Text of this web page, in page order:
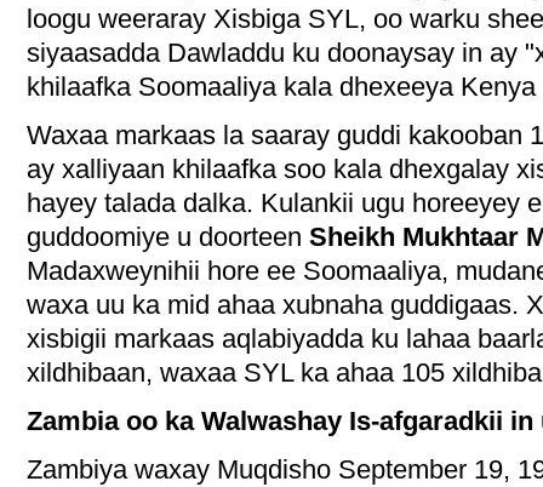
loogu weeraray Xisbiga SYL, oo warku
siyaasadda Dawladdu ku doonaysay in ay
khilaafka Soomaaliya kala dhexeeya
Waxaa markaas la saaray guddi kakooban
ay xalliyaan khilaafka soo kala dhexgalay
hayey talada dalka. Kulankii ugu horeeyey
guddoomiye u doorteen Sheikh Mukhtaar
Madaxweynihii hore ee Soomaaliya,
waxa uu ka mid ahaa xubnaha guddigaas.
xisbigii markaas aqlabiyadda ku lahaa
xildhibaan, waxaa SYL ka ahaa 105
Zambia oo ka Walwashay Is-afgaradkii
Zambiya waxay Muqdisho September 19,